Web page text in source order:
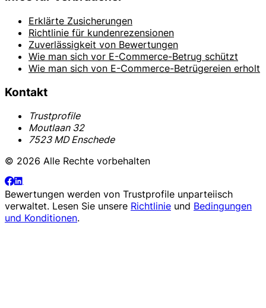
Erklärte Zusicherungen
Richtlinie für kundenrezensionen
Zuverlässigkeit von Bewertungen
Wie man sich vor E-Commerce-Betrug schützt
Wie man sich von E-Commerce-Betrügereien erholt
Kontakt
Trustprofile
Moutlaan 32
7523 MD Enschede
© 2026 Alle Rechte vorbehalten
Bewertungen werden von Trustprofile unparteiisch
verwaltet. Lesen Sie unsere Richtlinie und Bedingungen
und Konditionen.